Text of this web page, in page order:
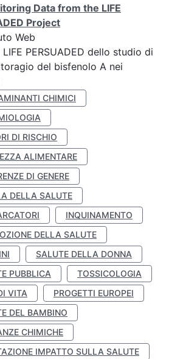
Data from the LIFE
Project
Web
PERSUADED dello studio di
del bisfenolo A nei
CHIMICI
DI RISCHIO
ALIMENTARE
DI GENERE
DELLA SALUTE
INQUINAMENTO
DELLA SALUTE
SALUTE DELLA DONNA
PUBBLICA
TOSSICOLOGIA
VITA
PROGETTI EUROPEI
DEL BAMBINO
CHIMICHE
IMPATTO SULLA SALUTE